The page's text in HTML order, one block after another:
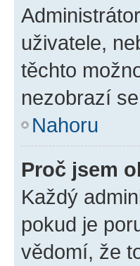
uživatele,
těchto
nezobrazí
Nahoru
Proč jsem
Každý
pokud je
vědomí, že